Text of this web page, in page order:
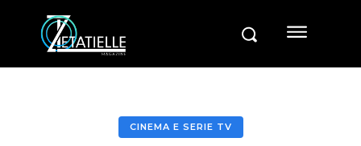
CINEMA E SERIE TV